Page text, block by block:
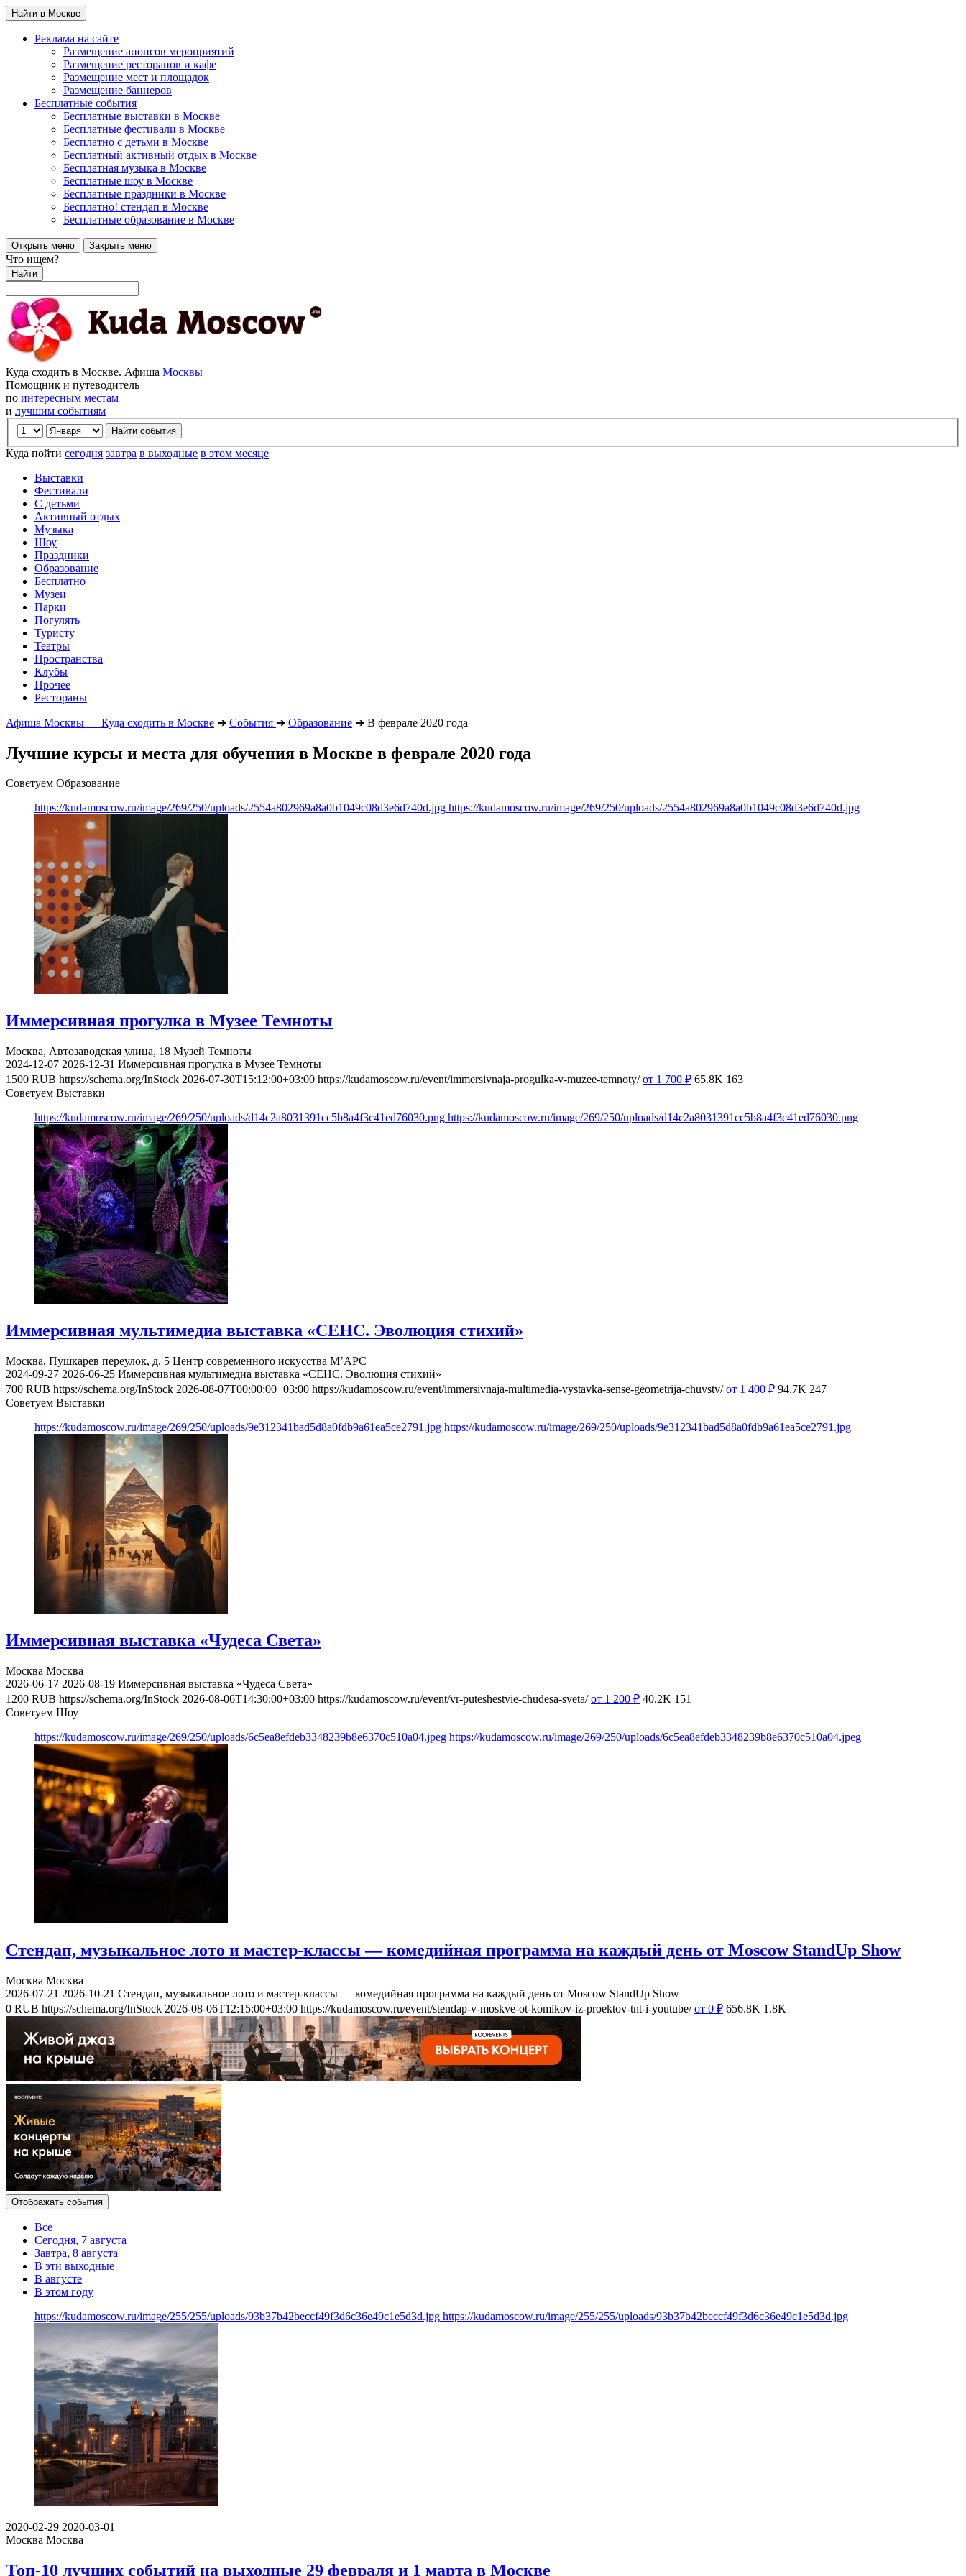
Найти в Москве
Реклама на сайте
Размещение анонсов мероприятий
Размещение ресторанов и кафе
Размещение мест и площадок
Размещение баннеров
Бесплатные события
Бесплатные выставки в Москве
Бесплатные фестивали в Москве
Бесплатно с детьми в Москве
Бесплатный активный отдых в Москве
Бесплатная музыка в Москве
Бесплатные шоу в Москве
Бесплатные праздники в Москве
Бесплатно! стендап в Москве
Бесплатные образование в Москве
Открыть меню Закрыть меню
Что ищем?
Найти
Куда сходить в Москве. Афиша Москвы
Помощник и путеводитель
по интересным местам
и лучшим событиям
Куда пойти сегодня завтра в выходные в этом месяце
Выставки
Фестивали
С детьми
Активный отдых
Музыка
Шоу
Праздники
Образование
Бесплатно
Музеи
Парки
Погулять
Туристу
Театры
Пространства
Клубы
Прочее
Рестораны
Афиша Москвы — Куда сходить в Москве ➔ События ➔ Образование ➔ В феврале 2020 года
Лучшие курсы и места для обучения в Москве в феврале 2020 года
Советуем Образование
https://kudamoscow.ru/image/269/250/uploads/2554a802969a8a0b1049c08d3e6d740d.jpg https://kudamoscow.ru/image/269/250/uploads/2554a802969a8a0b1049c08d3e6d740d.jpg
Иммерсивная прогулка в Музее Темноты
Москва, Автозаводская улица, 18 Музей Темноты
2024-12-07 2026-12-31 Иммерсивная прогулка в Музее Темноты
1500 RUB https://schema.org/InStock 2026-07-30T15:12:00+03:00 https://kudamoscow.ru/event/immersivnaja-progulka-v-muzee-temnoty/ от 1 700 ₽ 65.8K 163
Советуем Выставки
https://kudamoscow.ru/image/269/250/uploads/d14c2a8031391cc5b8a4f3c41ed76030.png https://kudamoscow.ru/image/269/250/uploads/d14c2a8031391cc5b8a4f3c41ed76030.png
Иммерсивная мультимедиа выставка «СЕНС. Эволюция стихий»
Москва, Пушкарев переулок, д. 5 Центр современного искусства М’АРС
2024-09-27 2026-06-25 Иммерсивная мультимедиа выставка «СЕНС. Эволюция стихий»
700 RUB https://schema.org/InStock 2026-08-07T00:00:00+03:00 https://kudamoscow.ru/event/immersivnaja-multimedia-vystavka-sense-geometrija-chuvstv/ от 1 400 ₽ 94.7K 247
Советуем Выставки
https://kudamoscow.ru/image/269/250/uploads/9e312341bad5d8a0fdb9a61ea5ce2791.jpg https://kudamoscow.ru/image/269/250/uploads/9e312341bad5d8a0fdb9a61ea5ce2791.jpg
Иммерсивная выставка «Чудеса Света»
Москва Москва
2026-06-17 2026-08-19 Иммерсивная выставка «Чудеса Света»
1200 RUB https://schema.org/InStock 2026-08-06T14:30:00+03:00 https://kudamoscow.ru/event/vr-puteshestvie-chudesa-sveta/ от 1 200 ₽ 40.2K 151
Советуем Шоу
https://kudamoscow.ru/image/269/250/uploads/6c5ea8efdeb3348239b8e6370c510a04.jpeg https://kudamoscow.ru/image/269/250/uploads/6c5ea8efdeb3348239b8e6370c510a04.jpeg
Стендап, музыкальное лото и мастер-классы — комедийная программа на каждый день от Moscow StandUp Show
Москва Москва
2026-07-21 2026-10-21 Стендап, музыкальное лото и мастер-классы — комедийная программа на каждый день от Moscow StandUp Show
0 RUB https://schema.org/InStock 2026-08-06T12:15:00+03:00 https://kudamoscow.ru/event/stendap-v-moskve-ot-komikov-iz-proektov-tnt-i-youtube/ от 0 ₽ 656.8K 1.8K
Отображать события
Все
Сегодня, 7 августа
Завтра, 8 августа
В эти выходные
В августе
В этом году
https://kudamoscow.ru/image/255/255/uploads/93b37b42beccf49f3d6c36e49c1e5d3d.jpg https://kudamoscow.ru/image/255/255/uploads/93b37b42beccf49f3d6c36e49c1e5d3d.jpg
2020-02-29 2020-03-01
Москва Москва
Топ-10 лучших событий на выходные 29 февраля и 1 марта в Москве